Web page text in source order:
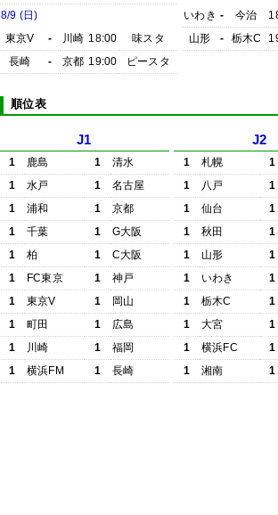
8/9 (日)
東京V
- 川崎 18:00
味スタ
長崎
- 京都 19:00 ピースタ
いわき - 今治
山形
- 栃木C
順位表
J1
1 鹿島 1
清水
1
水戸 1
名古屋
1
浦和 1
京都
1
千葉 1
G大阪
1
柏 1
C大阪
1
FC東京 1
神戸
1
東京V 1
岡山
1
町田 1
広島
1
川崎 1
福岡
1
横浜FM 1 長崎
J2
1 札幌
1
1
八戸
1
1
仙台
1
1
秋田
1
1
山形
1
1
いわき
1
1
栃木C
1
1
大宮
1
1
横浜FC
1
1
湘南 1